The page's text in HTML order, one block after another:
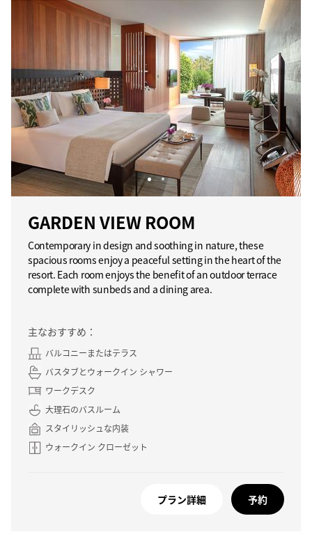
GARDEN VIEW ROOM
Contemporary in design and soothing in nature, these
spacious rooms enjoy a peaceful setting in the heart of the
resort. Each room enjoys the benefit of an outdoor terrace
complete with sunbeds and a dining area.
主なおすすめ：
バルコニーまたはテラス
バスタブとウォークイン シャワー
ワークデスク
大理石のバスルーム
スタイリッシュな内装
ウォークイン クローゼット
プラン詳細 予約